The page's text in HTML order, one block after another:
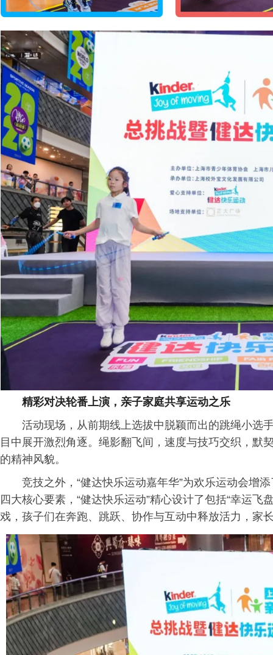
精彩对决轮番上演，亲子家庭共享运动之乐
活动现场，从前期线上选拔中脱颖而出的跳绳小选
目中展开激烈角逐。绳影翻飞间，速度与技巧交织，默
的精神风貌。
竞技之外，“健达快乐运动嘉年华”为欢乐运动会增
四大核心要素，“健达快乐运动”精心设计了包括“幸运飞
戏，孩子们在奔跑、跳跃、协作与互动中释放活力，家